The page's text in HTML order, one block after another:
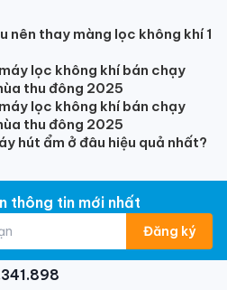
nên thay màng lọc không khí 1
lọc không khí bán chạy
thu đông 2025
lọc không khí bán chạy
thu đông 2025
hút ẩm ở đâu hiệu quả nhất?
thông tin mới nhất
Đăng ký